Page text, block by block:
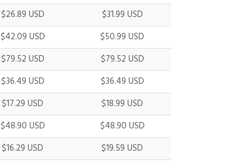
$26.89 USD
$31.99 USD
$42.09 USD
$50.99 USD
$79.52 USD
$79.52 USD
$36.49 USD
$36.49 USD
$17.29 USD
$18.99 USD
$48.90 USD
$48.90 USD
$16.29 USD
$19.59 USD